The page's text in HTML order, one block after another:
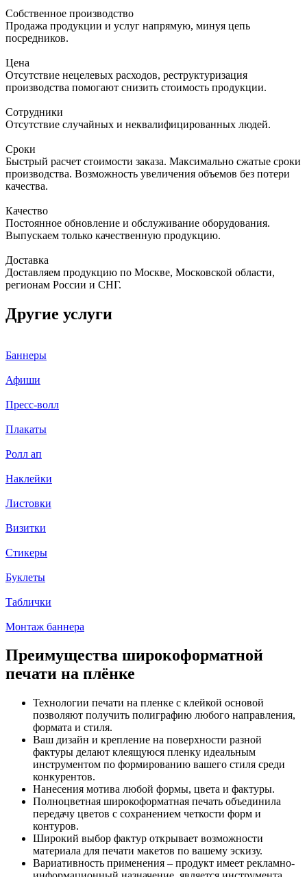
Собственное производство
Продажа продукции и услуг напрямую, минуя цепь
посредников.
Цена
Отсутствие нецелевых расходов, реструктуризация
производства помогают снизить стоимость продукции.
Сотрудники
Отсутствие случайных и неквалифицированных людей.
Сроки
Быстрый расчет стоимости заказа. Максимально сжатые сроки
производства. Возможность увеличения объемов без потери
качества.
Качество
Постоянное обновление и обслуживание оборудования.
Выпускаем только качественную продукцию.
Доставка
Доставляем продукцию по Москве, Московской области,
регионам России и СНГ.
Другие услуги
Баннеры
Афиши
Пресс-волл
Плакаты
Ролл ап
Наклейки
Листовки
Визитки
Стикеры
Буклеты
Таблички
Монтаж баннера
Преимущества широкоформатной
печати на плёнке
Технологии печати на пленке с клейкой основой
позволяют получить полиграфию любого направления,
формата и стиля.
Ваш дизайн и крепление на поверхности разной
фактуры делают клеящуюся пленку идеальным
инструментом по формированию вашего стиля среди
конкурентов.
Нанесения мотива любой формы, цвета и фактуры.
Полноцветная широкоформатная печать объединила
передачу цветов с сохранением четкости форм и
контуров.
Широкий выбор фактур открывает возможности
материала для печати макетов по вашему эскизу.
Вариативность применения – продукт имеет рекламно-